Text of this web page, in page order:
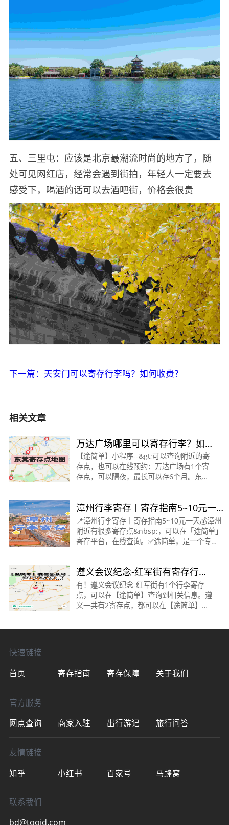
五、三里屯：应该是北京最潮流时尚的地方了，随
处可见网红店，经常会遇到街拍，年轻人一定要去
感受下，喝酒的话可以去酒吧街，价格会很贵
下一篇：天安门可以寄存行李吗？如何收费？
相关文章
万达广场哪里可以寄存行李？如
何收费？
【途简单】小程序--&gt;可以查询附近的寄
存点，也可以在线预约：万达广场有1个寄
存点，可以隔夜，最长可以存6个月。东城
地铁站D口约90米查看&gt;
漳州行李寄存丨寄存指南5~10元一
天
📍漳州行李寄存丨寄存指南5~10元一天💰漳州
附近有很多寄存点&nbsp;，可以在「途简单」
寄存平台，在线查询。✅途简单，是一个专业
&gt;&gt;&gt;&gt;&gt;&gt;&gt;&gt;&gt;&gt;&g
遵义会议纪念-红军街有寄存行李
的地方吗？怎么收费？遵义寄存
有！遵义会议纪念-红军街有1个行李寄存
点，可以在【途简单】查询到相关信息。遵
义一共有2寄存点，都可以在【途简单】小
快速链接
首页
寄存指南 寄存保障 关于我们
官方服务
网点查询
商家入驻 出行游记 旅行问答
友情链接
知乎
小红书 百家号 马蜂窝
联系我们
bd@toojd.com